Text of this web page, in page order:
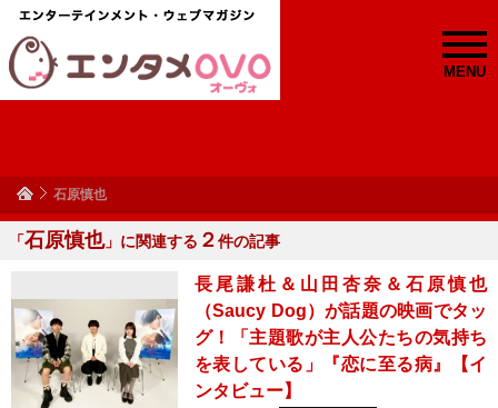
MENU
石原慎也
「石原慎也」に関連する ２件の記事
長尾謙杜＆山田杏奈＆石原慎也
（Saucy Dog）が話題の映画でタッ
グ！「主題歌が主人公たちの気持ち
を表している」『恋に至る病』【イ
ンタビュー】